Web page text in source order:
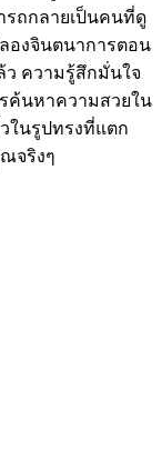
รถกลายเป็นคนที่ดู
องจินตนาการตอน
ความรู้สึกมั่นใจ
ค้นหาความสวยใน
ในรูปทรงที่แตก
จริงๆ